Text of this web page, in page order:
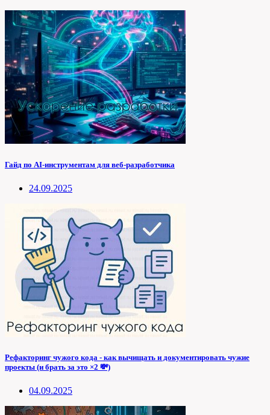
Гайд по AI-инструментам для веб-разработчика
24.09.2025
Рефакторинг чужого кода - как вычищать и документировать чужие
проекты (и брать за это ×2 💸)
04.09.2025